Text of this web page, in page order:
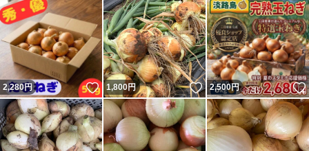
2,280円 いいね！
1,800円 いいね！
2,500円